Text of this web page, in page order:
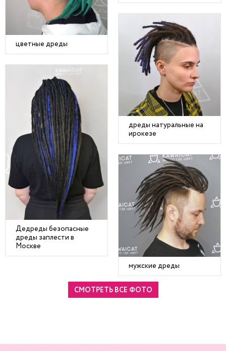
цветные дреды
дреды натуральные на
ирокезе
Дедреды безопасные
дреды заплести в
Москве
мужские дреды
СМОТРЕТЬ ВСЕ ФОТО